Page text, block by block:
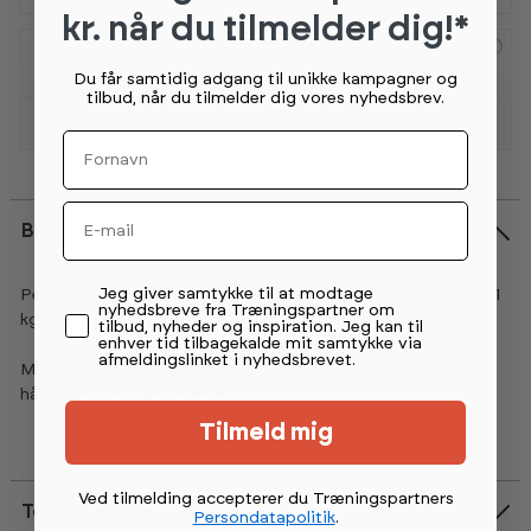
Abilica Hex DumbBell 3 kg
5+på lager (lev 4-7 hverdage)
149,-
Abilica Hex DumbBell 4 kg
189,-
Abilica Hex DumbBell 5 kg
5+på lager (lev 4-7 hverdage)
Abilica Hex DumbBell 6 kg
Beskrivelse
Perfekt stander til at vise eller opbevare Abilica DumbBells 1
kg til 10 kg.
Med dette stativ gør du det nemt for brugeren at se, hvilke
håndvægte de skal vælge.
Tekniske data
kr. når du tilmelder dig!*
Du får samtidig adgang til unikke kampagner og
tilbud, når du tilmelder dig vores nyhedsbrev.
Fornavn
Email
Permission tekst
Jeg giver samtykke til at modtage
nyhedsbreve fra Træningspartner om
tilbud, nyheder og inspiration. Jeg kan til
enhver tid tilbagekalde mit samtykke via
afmeldingslinket i nyhedsbrevet.
Tilmeld mig
Ved tilmelding accepterer du Træningspartners
Persondatapolitik.